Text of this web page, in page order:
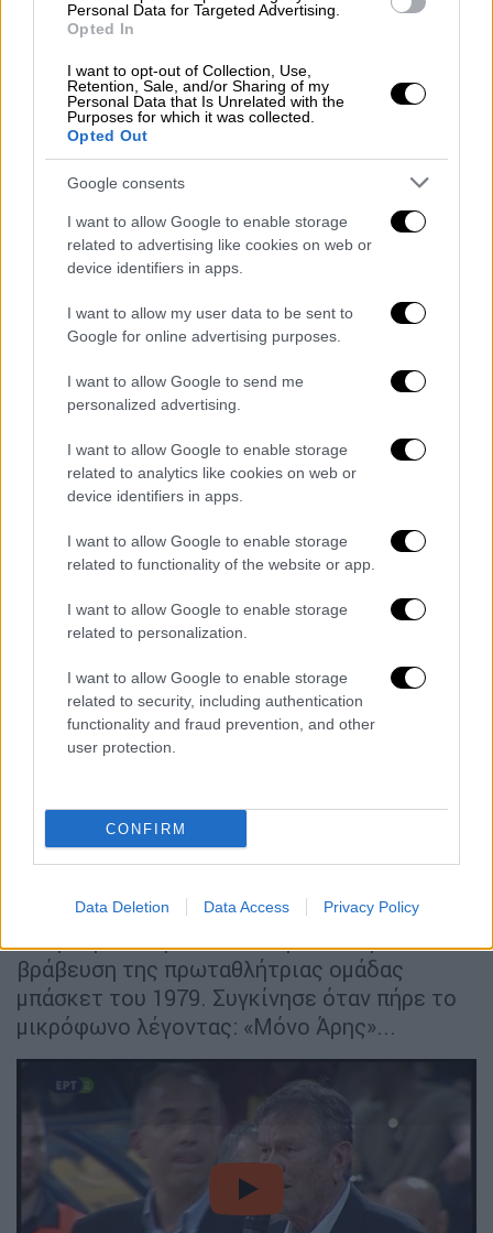
Personal Data for Targeted Advertising.
Opted In
I want to opt-out of Collection, Use,
Retention, Sale, and/or Sharing of my
Personal Data that Is Unrelated with the
Purposes for which it was collected.
Opted Out
Google consents
I want to allow Google to enable storage
related to advertising like cookies on web or
device identifiers in apps.
I want to allow my user data to be sent to
Google for online advertising purposes.
I want to allow Google to send me
personalized advertising.
I want to allow Google to enable storage
related to analytics like cookies on web or
device identifiers in apps.
I want to allow Google to enable storage
related to functionality of the website or app.
I want to allow Google to enable storage
related to personalization.
I want to allow Google to enable storage
related to security, including authentication
functionality and fraud prevention, and other
user protection.
CONFIRM
Data Deletion Data Access Privacy Policy
Ο Ιωαννίδης συνέχισε να κοουτσάρει την
2018. Ωστόσο τα προβλήματα υγείας που
αντιμετώπιζε δεν του επέτρεψαν να
συνεχίσει να βρίσκεται δίπλα στο παρκέ
δίνοντας οδηγίες όπως παλιά. Μια απ' τις
τελευταίες του παρουσίες στον πάγκο της
ομάδας των βετεράνων καλαθοσφαιριστών
ήταν τον Μάρτιο του 2018 σε ένα παιχνίδι
φιλανθρωπικού χαρακτήρα με την Εθνική
ομάδα ποδοσφαίρου του 2004. Ακόμα κι εκεί,
όπως φαίνεται προς το τέλος του
ακόλουθου βίντεο (στο 5'25''), ζει έντονα το
ματς. Λίγο αργότερα βλέποντας την ομάδα
τις διαμαρτυρίες στους διαιτητές. Και στο
τέλος κατάφερε να γυρίσει το παιχνίδι, το
οποίο κέρδισε η ομάδα του...
video
Αποθέωση στο Παλέ
πάτησε και πάλι το παρκέ του Παλέ ντε Σπορ
και γνώρισε την αποθέωση κατά τη
βράβευση της πρωταθλήτριας ομάδας
μπάσκετ του 1979. Συγκίνησε όταν πήρε το
μικρόφωνο λέγοντας: «Μόνο Άρης»...
video